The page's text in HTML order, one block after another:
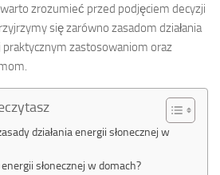
zrozumieć przed podjęciem decyzji
się zarówno zasadom działania
praktycznym zastosowaniom oraz
działania energii słonecznej w
słonecznej w domach?